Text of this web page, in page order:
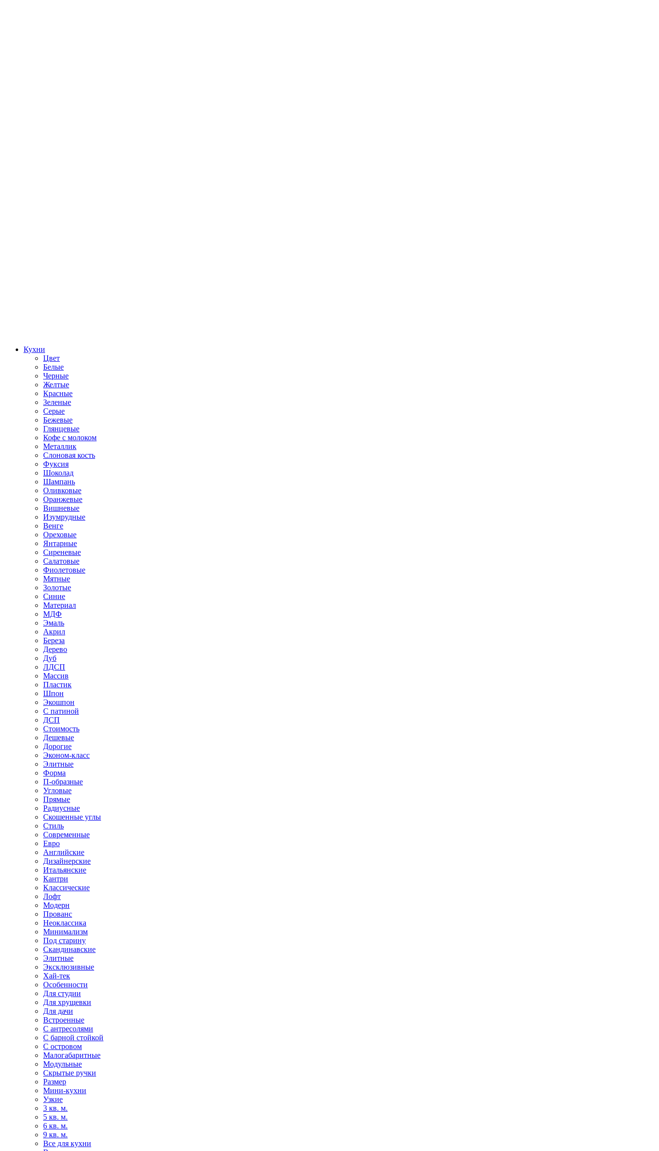
Кухни
Цвет
Белые
Черные
Желтые
Красные
Зеленые
Серые
Бежевые
Глянцевые
Кофе с молоком
Металлик
Слоновая кость
Фуксия
Шоколад
Шампань
Оливковые
Оранжевые
Вишневые
Изумрудные
Венге
Ореховые
Янтарные
Сиреневые
Салатовые
Фиолетовые
Мятные
Золотые
Синие
Материал
МДФ
Эмаль
Акрил
Береза
Дерево
Дуб
ЛДСП
Массив
Пластик
Шпон
Экошпон
С патиной
ДСП
Стоимость
Дешевые
Дорогие
Эконом-класс
Элитные
Форма
П-образные
Угловые
Прямые
Радиусные
Скошенные углы
Стиль
Современные
Евро
Английские
Дизайнерские
Итальянские
Кантри
Классические
Лофт
Модерн
Прованс
Неоклассика
Минимализм
Под старину
Скандинавские
Элитные
Эксклюзивные
Хай-тек
Особенности
Для студии
Для хрущевки
Для дачи
Встроенные
С антресолями
С барной стойкой
С островом
Малогабаритные
Модульные
Скрытые ручки
Размер
Мини-кухни
Узкие
3 кв. м.
5 кв. м.
6 кв. м.
9 кв. м.
Все для кухни